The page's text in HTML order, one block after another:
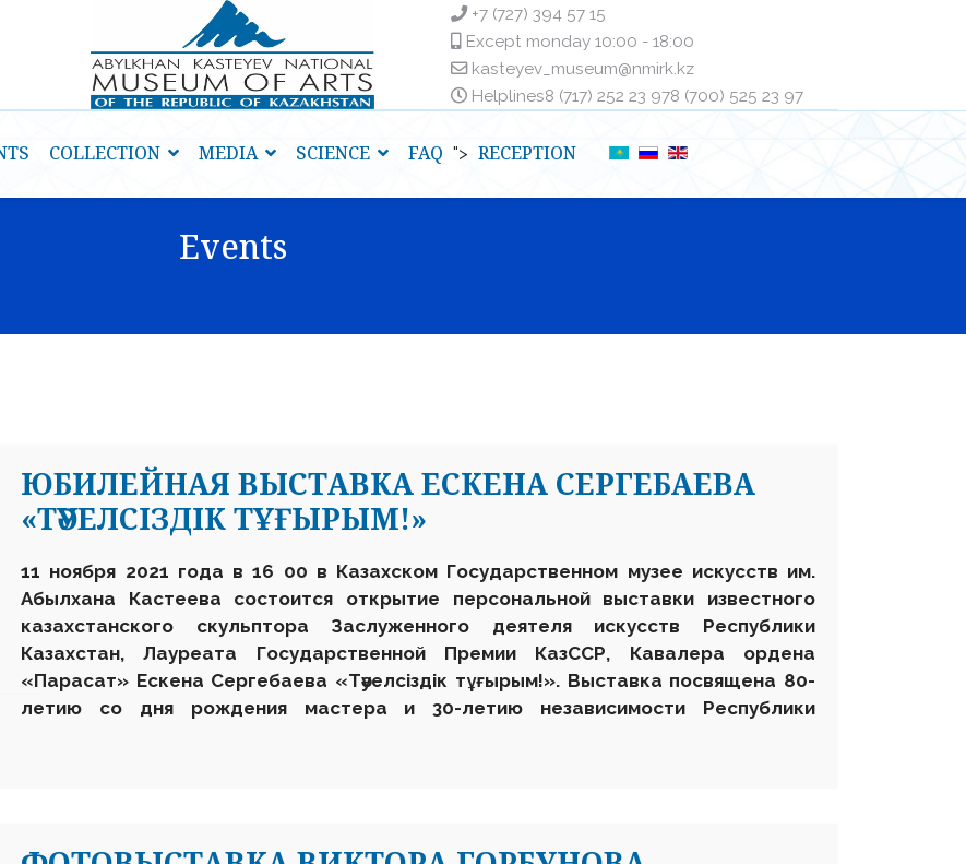
+7 (727) 394 57 15
Except monday 10:00 - 18:00
kasteyev_museum@nmirk.kz
Helplinesㅤ8 (717) 252 23 97ㅤㅤ8 (700) 525 23 97
COLLECTION MEDIA SCIENCE FAQ "> RECEPTION
Events
ЮБИЛЕЙНАЯ ВЫСТАВКА ЕСКЕНА СЕРГЕБАЕВА
«ТӘУЕЛСІЗДІК ТҰҒЫРЫМ!»
11 ноября 2021 года в 16 00 в Казахском Государственном музее искусств им.
Абылхана Кастеева состоится открытие персональной выставки известного
казахстанского скульптора Заслуженного деятеля искусств Республики
Казахстан, Лауреата Государственной Премии КазССР, Кавалера ордена
«Парасат» Ескена Сергебаева «Тәуелсіздік тұғырым!». Выставка посвящена 80-
летию со дня рождения мастера и 30-летию независимости Республики